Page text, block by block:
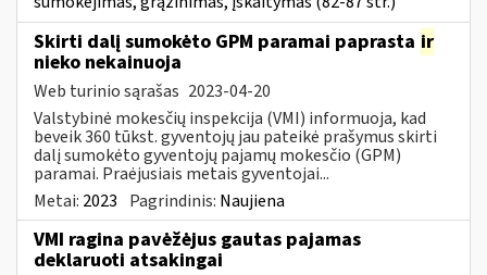
Skirti dalį sumokėto GPM paramai paprasta ir
nieko nekainuoja
Web turinio sąrašas 2023-04-20
Valstybinė mokesčių inspekcija (VMI) informuoja, kad
beveik 360 tūkst. gyventojų jau pateikė prašymus skirti
dalį sumokėto gyventojų pajamų mokesčio (GPM)
paramai. Praėjusiais metais gyventojai...
Metai: 2023 Pagrindinis: Naujiena
VMI ragina pavėžėjus gautas pajamas
deklaruoti atsakingai